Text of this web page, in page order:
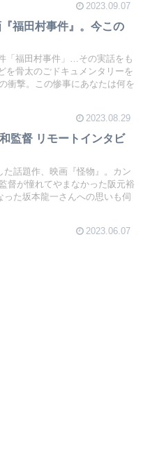
2023.09.07
福田村事件』。今この
「福田村事件」…その実話をも
を骨太のごドキュメンタリーを
衝撃。この惨事にあなたは何を
2023.08.29
監督 リモートインタビ
話題作、映画『怪物』。カン
督が憧れてやまなかった阪元裕
た坂本龍一さんへの思いも伺
2023.06.07